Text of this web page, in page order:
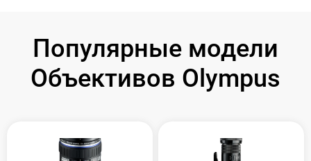
Популярные модели
Объективов Olympus